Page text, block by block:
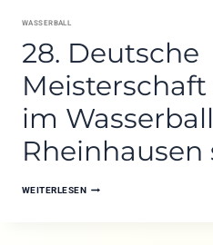
WASSERBALL
28. Deutsche
im
Rheinhausen
WEITERLESEN28.